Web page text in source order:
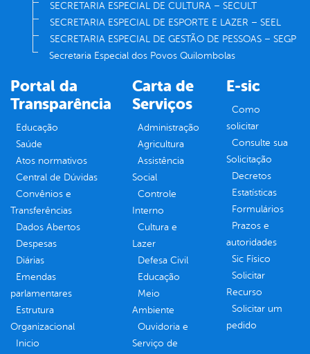
SECRETARIA ESPECIAL DE CULTURA – SECULT
SECRETARIA ESPECIAL DE ESPORTE E LAZER – SEEL
SECRETARIA ESPECIAL DE GESTÃO DE PESSOAS – SEGP
Secretaria Especial dos Povos Quilombolas
Portal da
Transparência
Educação
Saúde
Atos normativos
Central de Dúvidas
Convênios e
Transferências
Dados Abertos
Despesas
Diárias
Emendas
parlamentares
Estrutura
Organizacional
Inicio
Carta de
Serviços
Administração
Agricultura
Assistência
Social
Controle
Interno
Cultura e
Lazer
Defesa Civil
Educação
Meio
Ambiente
Ouvidoria e
Serviço de
E-sic
Como
solicitar
Consulte sua
Solicitação
Decretos
Estatísticas
Formulários
Prazos e
autoridades
Sic Físico
Solicitar
Recurso
Solicitar um
pedido